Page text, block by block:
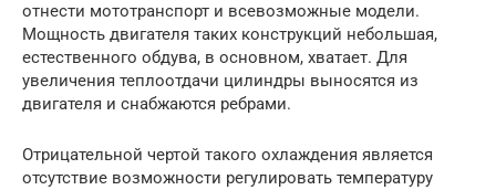
отнести мототранспорт и всевозможные модели.
Мощность двигателя таких конструкций небольшая,
естественного обдува, в основном, хватает. Для
увеличения теплоотдачи цилиндры выносятся из
двигателя и снабжаются ребрами.
Отрицательной чертой такого охлаждения является
отсутствие возможности регулировать температуру